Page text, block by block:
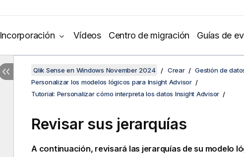
Incorporación Vídeos Centro de migración Guías de
Qlik Sense en Windows November 2024 Crear
Gestión de
Personalizar los modelos lógicos para Insight Advisor
Tutorial: Personalizar cómo interpreta los datos Insight Advisor
Revisar sus jerarquías
A continuación, revisará las jerarquías de su modelo